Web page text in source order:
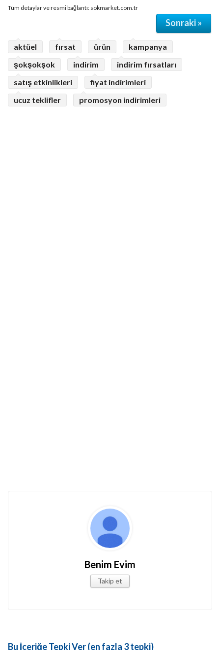
Tüm detaylar ve resmi bağlantı: sokmarket.com.tr
Sonraki »
aktüel fırsat ürün
kampanya
şokşokşok
indirim
indirim fırsatları
satış etkinlikleri
fiyat indirimleri
ucuz teklifler
promosyon indirimleri
Benim Evim
Takip et
Bu İçeriğe Tepki Ver (en fazla 3 tepki)